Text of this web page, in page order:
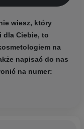
wiesz, który
dla Ciebie, to
na
napisać do nas
na numer: